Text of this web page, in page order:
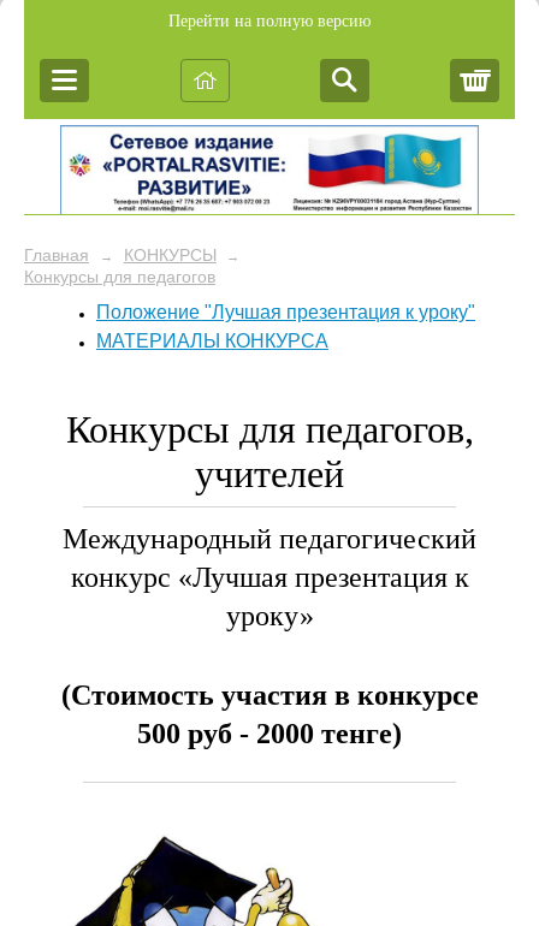
Перейти на полную версию
Главная → КОНКУРСЫ →
Конкурсы для педагогов
Положение "Лучшая презентация к уроку"
МАТЕРИАЛЫ КОНКУРСА
Конкурсы для педагогов,
учителей
Международный педагогический
конкурс «Лучшая презентация к
уроку»
(Стоимость участия в конкурсе
500 руб - 2000 тенге)